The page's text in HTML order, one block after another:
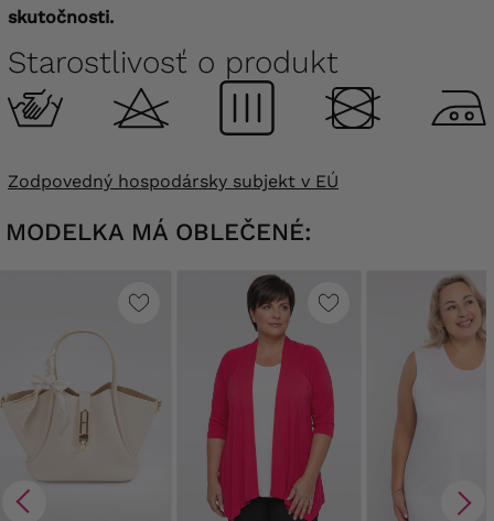
skutočnosti.
Starostlivosť o produkt
Zodpovedný hospodársky subjekt v EÚ
MODELKA MÁ OBLEČENÉ: